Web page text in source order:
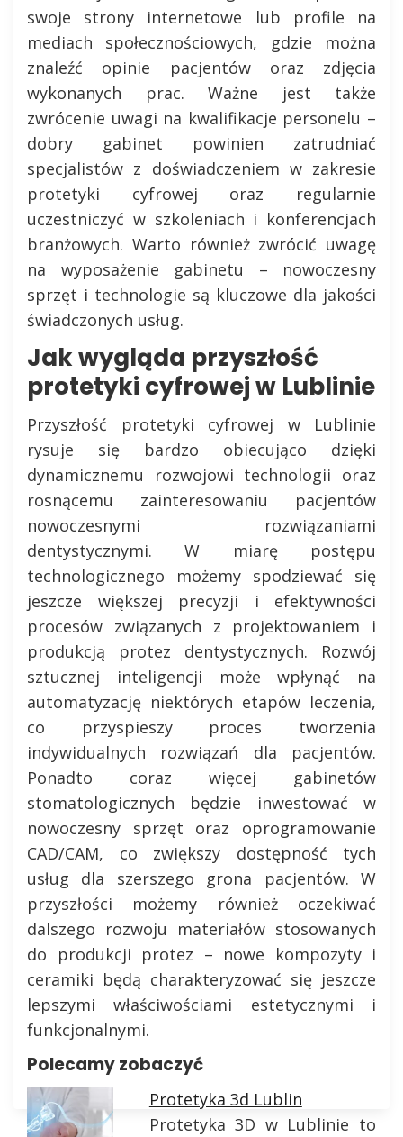
swoje strony internetowe lub profile na
mediach społecznościowych, gdzie można
znaleźć opinie pacjentów oraz zdjęcia
wykonanych prac. Ważne jest także
zwrócenie uwagi na kwalifikacje personelu –
dobry gabinet powinien zatrudniać
specjalistów z doświadczeniem w zakresie
protetyki cyfrowej oraz regularnie
uczestniczyć w szkoleniach i konferencjach
branżowych. Warto również zwrócić uwagę
na wyposażenie gabinetu – nowoczesny
sprzęt i technologie są kluczowe dla jakości
świadczonych usług.
Jak wygląda przyszłość
protetyki cyfrowej w Lublinie
Przyszłość protetyki cyfrowej w Lublinie
rysuje się bardzo obiecująco dzięki
dynamicznemu rozwojowi technologii oraz
rosnącemu zainteresowaniu pacjentów
nowoczesnymi rozwiązaniami
dentystycznymi. W miarę postępu
technologicznego możemy spodziewać się
jeszcze większej precyzji i efektywności
procesów związanych z projektowaniem i
produkcją protez dentystycznych. Rozwój
sztucznej inteligencji może wpłynąć na
automatyzację niektórych etapów leczenia,
co przyspieszy proces tworzenia
indywidualnych rozwiązań dla pacjentów.
Ponadto coraz więcej gabinetów
stomatologicznych będzie inwestować w
nowoczesny sprzęt oraz oprogramowanie
CAD/CAM, co zwiększy dostępność tych
usług dla szerszego grona pacjentów. W
przyszłości możemy również oczekiwać
dalszego rozwoju materiałów stosowanych
do produkcji protez – nowe kompozyty i
ceramiki będą charakteryzować się jeszcze
lepszymi właściwościami estetycznymi i
funkcjonalnymi.
Polecamy zobaczyć
Protetyka 3d Lublin
Protetyka 3D w Lublinie to